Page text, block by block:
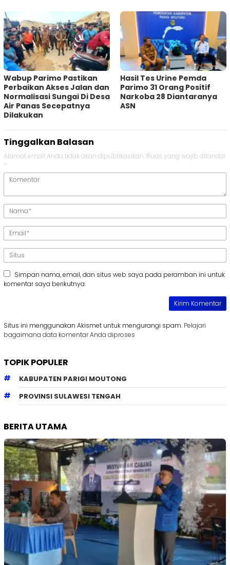
Wabup Parimo Pastikan
Perbaikan Akses Jalan dan
Normalisasi Sungai Di Desa
Air Panas Secepatnya
Dilakukan
Hasil Tes Urine Pemda
Parimo 31 Orang Positif
Narkoba 28 Diantaranya
ASN
Tinggalkan Balasan
Alamat email Anda tidak akan dipublikasikan. Ruas yang wajib ditandai
*
Simpan nama, email, dan situs web saya pada peramban ini untuk
komentar saya berikutnya.
Situs ini menggunakan Akismet untuk mengurangi spam. Pelajari
bagaimana data komentar Anda diproses
TOPIK POPULER
KABUPATEN PARIGI MOUTONG
PROVINSI SULAWESI TENGAH
BERITA UTAMA